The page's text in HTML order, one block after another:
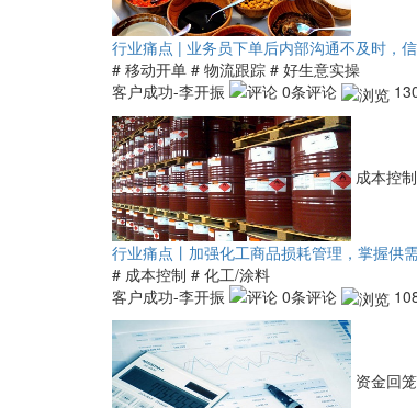
行业痛点 | 业务员下单后内部沟通不及时，
# 移动开单 # 物流跟踪 # 好生意实操
客户成功-李开振
0条评论
成本控制
行业痛点丨加强化工商品损耗管理，掌握供
# 成本控制 # 化工/涂料
客户成功-李开振
0条评论
资金回笼